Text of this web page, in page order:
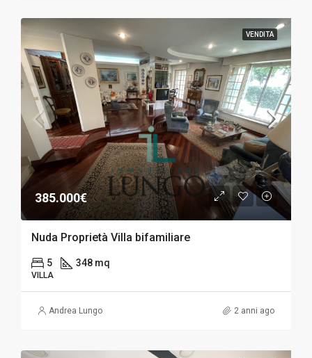
VENDITA
385.000€
Nuda Proprietà Villa bifamiliare
5 348 mq
VILLA
Andrea Lungo 2 anni ago